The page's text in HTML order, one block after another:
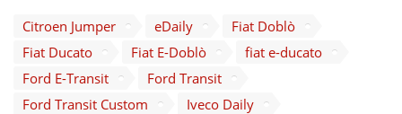
Citroen Jumper eDaily
Fiat Doblò
Fiat Ducato
Fiat E-Doblò
fiat e-ducato
Ford E-Transit
Ford Transit
Ford Transit Custom
Iveco Daily